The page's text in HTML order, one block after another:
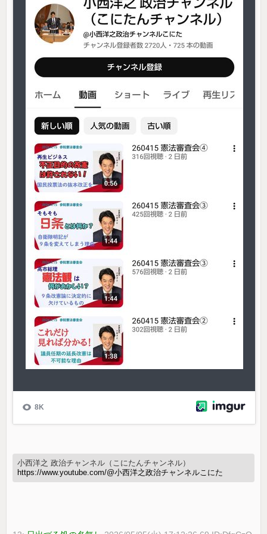
小西洋之 政治チャンネル（こにたんチャンネル）
https://www.youtube.com/@小西洋之政治チャンネルこにた